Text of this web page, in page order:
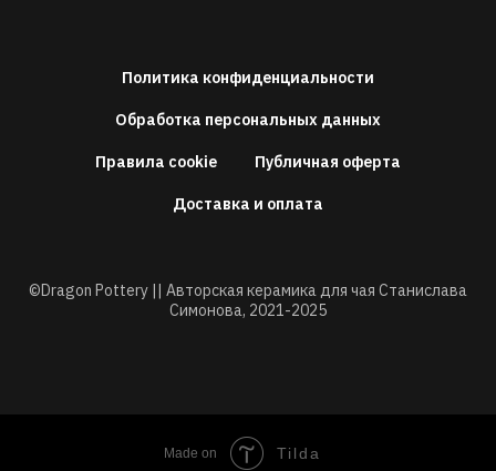
Политика конфиденциальности
Обработка персональных данных
Правила cookie Публичная оферта
Доставка и оплата
©Dragon Pottery || Авторская керамика для чая Станислава
Симонова, 2021-2025
Made on Tilda